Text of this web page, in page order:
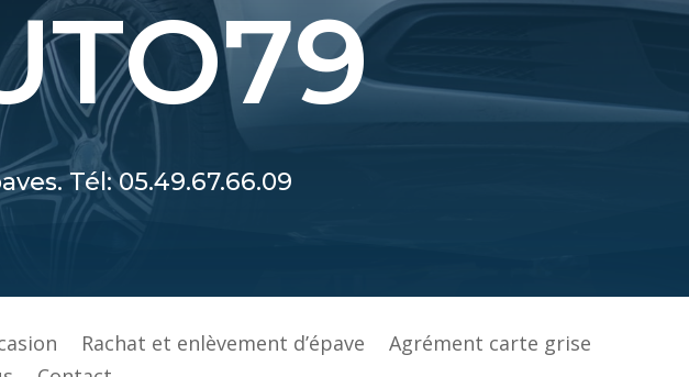
Tél: 05.49.67.66.09
Rachat et enlèvement d’épave
Agrément carte grise